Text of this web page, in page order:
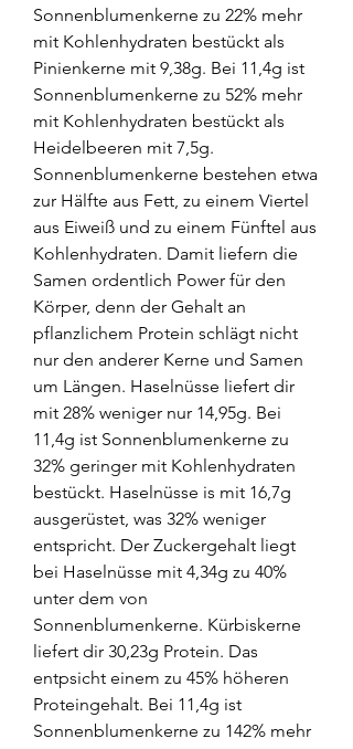
Sonnenblumenkerne zu 22% mehr
mit Kohlenhydraten bestückt als
Pinienkerne mit 9,38g. Bei 11,4g ist
Sonnenblumenkerne zu 52% mehr
mit Kohlenhydraten bestückt als
Heidelbeeren mit 7,5g.
Sonnenblumenkerne bestehen etwa
zur Hälfte aus Fett, zu einem Viertel
aus Eiweiß und zu einem Fünftel aus
Kohlenhydraten. Damit liefern die
Samen ordentlich Power für den
Körper, denn der Gehalt an
pflanzlichem Protein schlägt nicht
nur den anderer Kerne und Samen
um Längen. Haselnüsse liefert dir
mit 28% weniger nur 14,95g. Bei
11,4g ist Sonnenblumenkerne zu
32% geringer mit Kohlenhydraten
bestückt. Haselnüsse is mit 16,7g
ausgerüstet, was 32% weniger
entspricht. Der Zuckergehalt liegt
bei Haselnüsse mit 4,34g zu 40%
unter dem von
Sonnenblumenkerne. Kürbiskerne
liefert dir 30,23g Protein. Das
entpsicht einem zu 45% höheren
Proteingehalt. Bei 11,4g ist
Sonnenblumenkerne zu 142% mehr